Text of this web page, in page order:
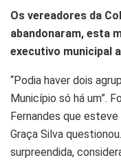
Os vereadores da
abandonaram, esta
executivo municipal
“Podia haver dois
Município só há um”.
Fernandes que
Graça Silva
surpreendida,